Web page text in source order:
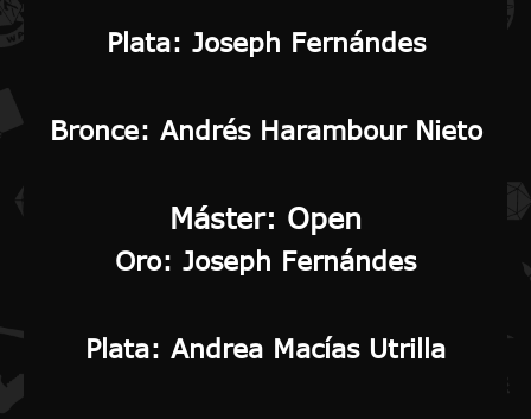
Plata: Joseph Fernándes
Bronce: Andrés Harambour Nieto
Máster: Open
Oro: Joseph Fernándes
Plata: Andrea Macías Utrilla